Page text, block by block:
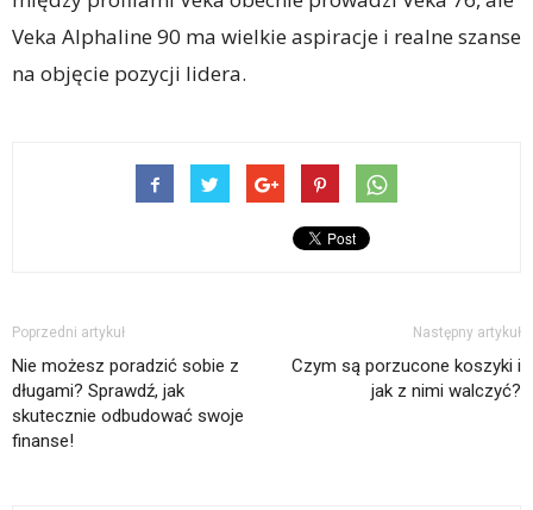
Veka Alphaline 90 ma wielkie aspiracje i realne szanse
na objęcie pozycji lidera.
Poprzedni artykuł
Nie możesz poradzić sobie z
długami? Sprawdź, jak
skutecznie odbudować swoje
finanse!
Następny artykuł
Czym są porzucone koszyki i
jak z nimi walczyć?